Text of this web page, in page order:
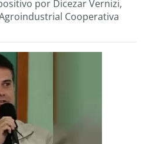
por Dicezar Vernizi,
Cooperativa